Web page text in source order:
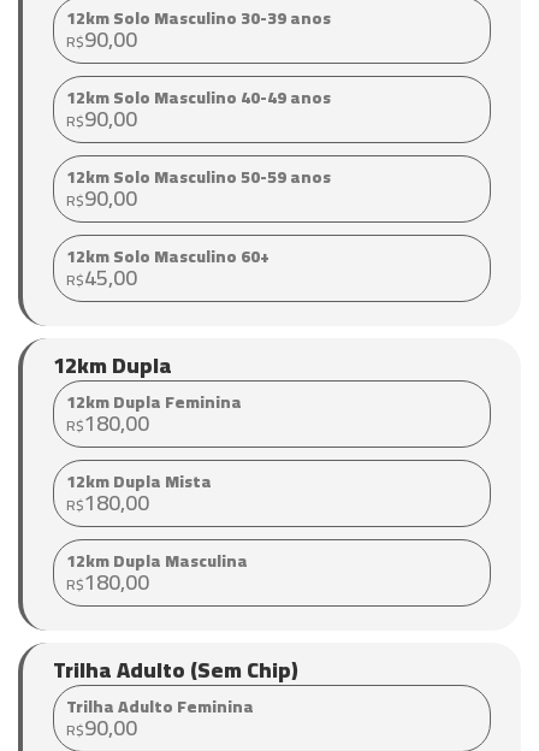
12km Solo Masculino 30-39 anos
R$90,00
12km Solo Masculino 40-49 anos
R$90,00
12km Solo Masculino 50-59 anos
R$90,00
12km Solo Masculino 60+
R$45,00
12km Dupla
12km Dupla Feminina
R$180,00
12km Dupla Mista
R$180,00
12km Dupla Masculina
R$180,00
Trilha Adulto (Sem Chip)
Trilha Adulto Feminina
R$90,00